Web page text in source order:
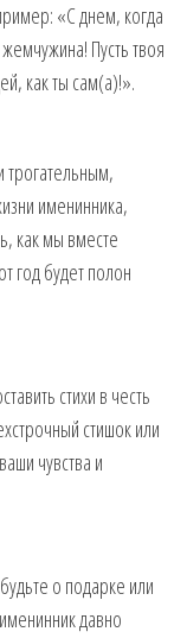
«С днем, когда
Пусть твоя
как ты сам(а)!».
именинника,
как мы вместе
год будет полон
стихи в честь
стишок или
чувства и
о подарке или
давно